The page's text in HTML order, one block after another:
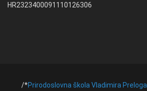
HR2323400091110126306
/*Prirodoslovna škola Vladimira Preloga